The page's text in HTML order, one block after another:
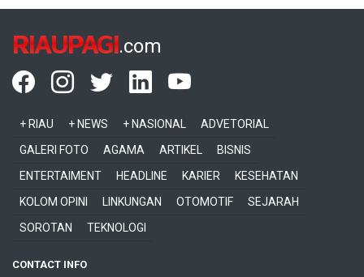
RIAUPAGI.com
+ RIAU + NEWS + NASIONAL
ADVETORIAL
GALERI FOTO
AGAMA ARTIKEL
BISNIS
ENTERTAIMENT
HEADLINE KARIER
KESEHATAN
KOLOM OPINI
LINKUNGAN OTOMOTIF
SEJARAH
SOROTAN
TEKNOLOGI
CONTACT INFO